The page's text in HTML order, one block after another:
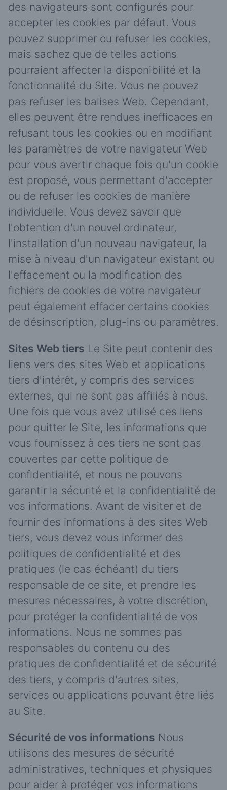
des navigateurs sont configurés pour
accepter les cookies par défaut. Vous
pouvez supprimer ou refuser les cookies,
mais sachez que de telles actions
pourraient affecter la disponibilité et la
fonctionnalité du Site. Vous ne pouvez
pas refuser les balises Web. Cependant,
elles peuvent être rendues inefficaces en
refusant tous les cookies ou en modifiant
les paramètres de votre navigateur Web
pour vous avertir chaque fois qu'un cookie
est proposé, vous permettant d'accepter
ou de refuser les cookies de manière
individuelle. Vous devez savoir que
l'obtention d'un nouvel ordinateur,
l'installation d'un nouveau navigateur, la
mise à niveau d'un navigateur existant ou
l'effacement ou la modification des
fichiers de cookies de votre navigateur
peut également effacer certains cookies
de désinscription, plug-ins ou paramètres.
Sites Web tiers Le Site peut contenir des
liens vers des sites Web et applications
tiers d'intérêt, y compris des services
externes, qui ne sont pas affiliés à nous.
Une fois que vous avez utilisé ces liens
pour quitter le Site, les informations que
vous fournissez à ces tiers ne sont pas
couvertes par cette politique de
confidentialité, et nous ne pouvons
garantir la sécurité et la confidentialité de
vos informations. Avant de visiter et de
fournir des informations à des sites Web
tiers, vous devez vous informer des
politiques de confidentialité et des
pratiques (le cas échéant) du tiers
responsable de ce site, et prendre les
mesures nécessaires, à votre discrétion,
pour protéger la confidentialité de vos
informations. Nous ne sommes pas
responsables du contenu ou des
pratiques de confidentialité et de sécurité
des tiers, y compris d'autres sites,
services ou applications pouvant être liés
au Site.
Sécurité de vos informations Nous
utilisons des mesures de sécurité
administratives, techniques et physiques
pour aider à protéger vos informations